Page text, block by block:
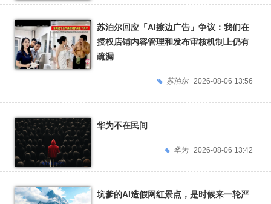
苏泊尔回应「AI擦边广告」争议：我们在
授权店铺内容管理和发布审核机制上仍有
疏漏
2026-08-06 13:56
苏泊尔
华为不在民间
2026-08-06 13:42
华为
坑爹的AI造假网红景点，是时候来一轮严